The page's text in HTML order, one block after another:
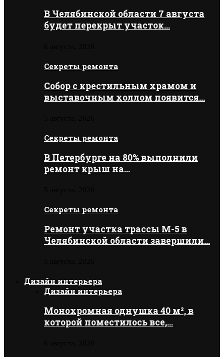
В Челябинской области 7 августа
будет перекрыт участок…
Секреты ремонта
Собор с крестильным храмом и
выставочным холлом появится…
Секреты ремонта
В Петербурге на 80% выполнили
ремонт крыш на…
Секреты ремонта
Ремонт участка трассы М-5 в
Челябинской области завершили…
Дизайн интерьера
Дизайн интерьера
Монохромная однушка 40 м², в
которой поместилось все,…